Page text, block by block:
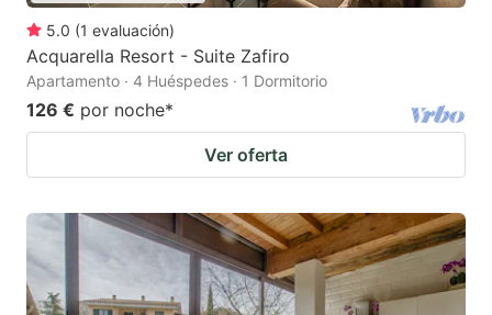
5.0 (1 evaluación)
Acquarella Resort - Suite Zafiro
Apartamento · 4 Huéspedes · 1 Dormitorio
126 € por noche*
Ver oferta